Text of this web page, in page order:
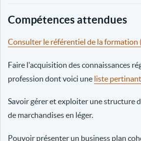
Compétences attendues
Consulter le référentiel de la formation
Faire l'acquisition des connaissances
profession dont voici une liste
Savoir gérer et exploiter une structure
de marchandises en léger.
Pouvoir présenter un business plan